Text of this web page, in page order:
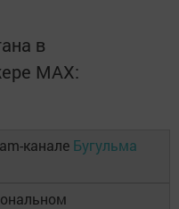
в
MАХ:
канале Бугульма